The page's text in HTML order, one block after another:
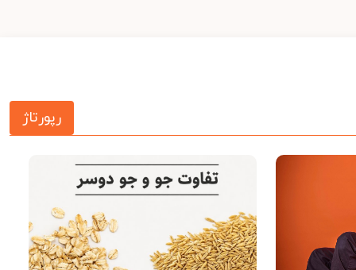
رپورتاژ